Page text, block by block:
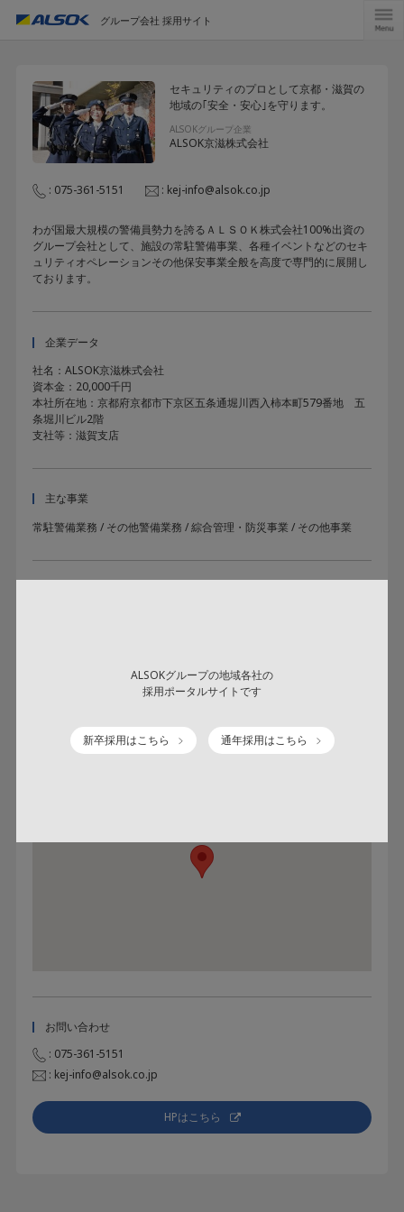
グループ会社 採用サイト
セキュリティのプロとして京都・滋賀の
地域の｢安全・安心｣を守ります。
ALSOKグループ企業
ALSOK京滋株式会社
: 075-361-5151 : kej-info@alsok.co.jp
わが国最大規模の警備員勢力を誇るＡＬＳＯＫ株式会社100%出資の
グループ会社として、施設の常駐警備事業、各種イベントなどのセキ
ュリティオペレーションその他保安事業全般を高度で専門的に展開し
ております。
企業データ
社名：ALSOK京滋株式会社
資本金：20,000千円
本社所在地：京都府京都市下京区五条通堀川西入柿本町579番地 五
条堀川ビル2階
支社等：滋賀支店
主な事業
常駐警備業務 / その他警備業務 / 綜合管理・防災事業 / その他事業
り、出産育児休業制度も整っています。
・多くの人との出会いや経験から、気付きや学びを得ることができ、
現在はこの仕事に魅力と喜びを感じています。
お問い合わせ
: 075-361-5151
: kej-info@alsok.co.jp
HPはこちら
ALSOKグループの地域各社の
採用ポータルサイトです
新卒採用はこちら 通年採用はこちら